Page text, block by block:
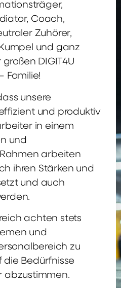
Coach,
Zuhörer,
und ganz
DIGIT4U
Familie!
unsere
und produktiv
in einem
und
arbeiten
ihren Stärken und
und auch
achten stets
und
zu
die Bedürfnisse
abzustimmen.